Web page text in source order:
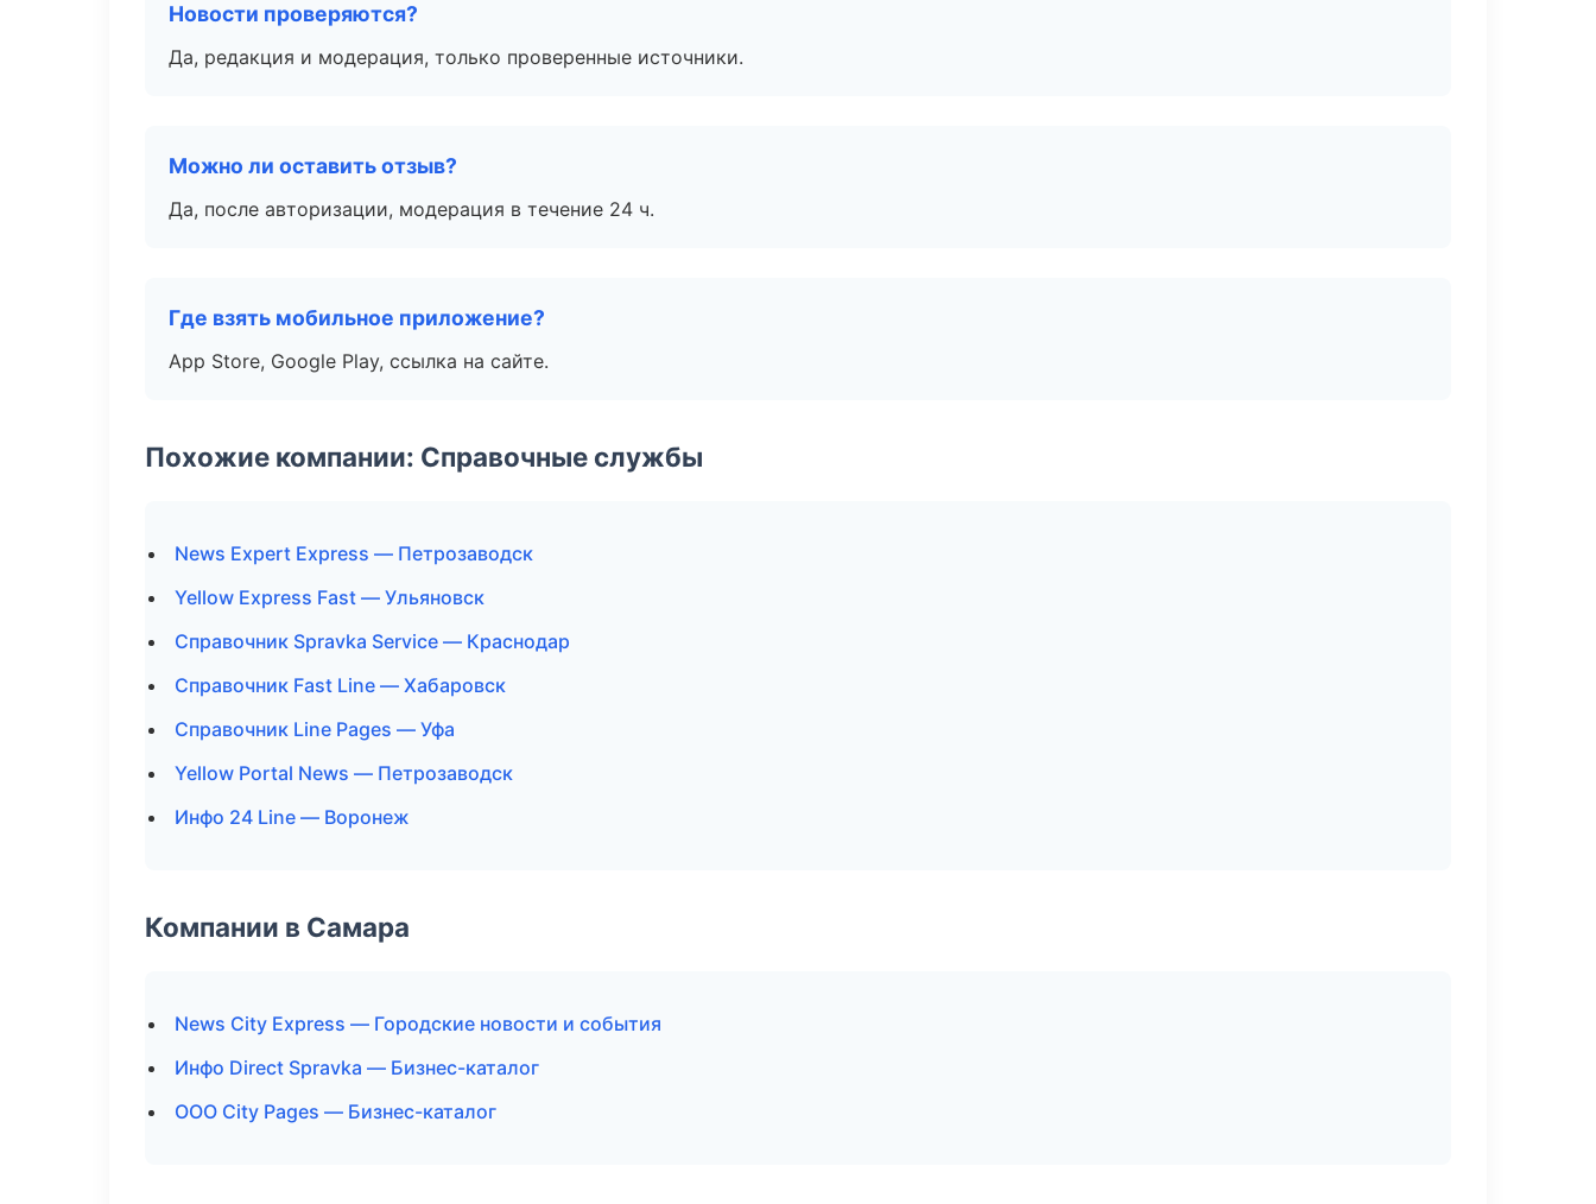
Новости проверяются?
Да, редакция и модерация, только проверенные источники.
Можно ли оставить отзыв?
Да, после авторизации, модерация в течение 24 ч.
Где взять мобильное приложение?
App Store, Google Play, ссылка на сайте.
Похожие компании: Справочные службы
News Expert Express — Петрозаводск
Yellow Express Fast — Ульяновск
Справочник Spravka Service — Краснодар
Справочник Fast Line — Хабаровск
Справочник Line Pages — Уфа
Yellow Portal News — Петрозаводск
Инфо 24 Line — Воронеж
Компании в Самара
News City Express — Городские новости и события
Инфо Direct Spravka — Бизнес-каталог
ООО City Pages — Бизнес-каталог